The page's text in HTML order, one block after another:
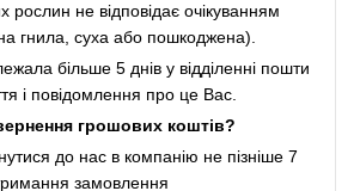
рослин не відповідає очікуванням
гнила, суха або пошкоджена).
більше 5 днів у відділенні пошти
і повідомлення про це Вас.
грошових коштів?
до нас в компанію не пізніше 7
замовлення